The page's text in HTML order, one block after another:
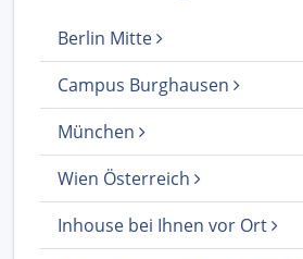
Berlin Mitte
Campus Burghausen
München
Wien Österreich
Inhouse bei Ihnen vor Ort